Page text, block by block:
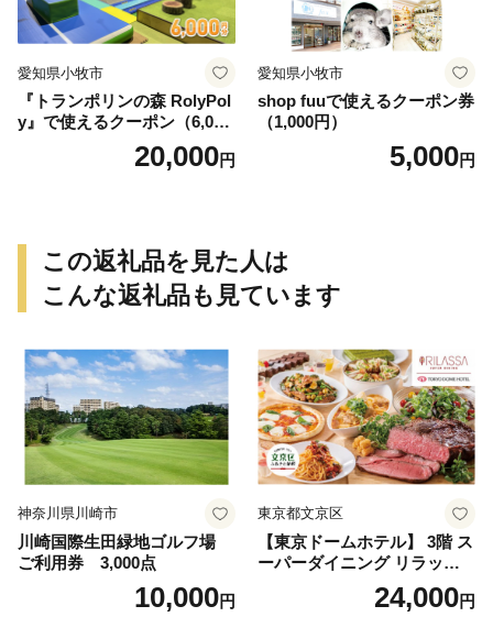
愛知県小牧市
『トランポリンの森 RolyPol
y』で使えるクーポン（6,000
20,000円
愛知県小牧市
shop fuuで使えるクーポン券
（1,000円）
5,000円
この返礼品を見た人は
こんな返礼品も見ています
神奈川県川崎市
川崎国際生田緑地ゴルフ場
ご利用券 3,000点
10,000円
東京都文京区
【東京ドームホテル】 3階 ス
ーパーダイニング リラッサ
ランチブッフェ お食事券 大
人1名様分 関東 東京 ご利用
24,000円